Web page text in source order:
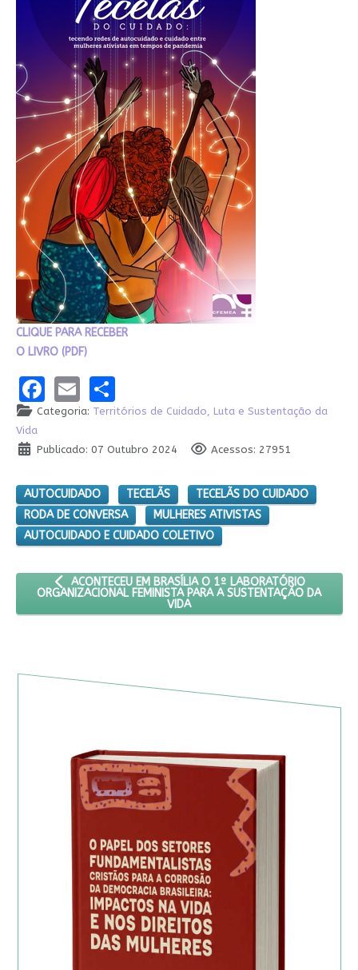
CLIQUE PARA RECEBER
O LIVRO (PDF)
Facebook
EmailShare
Categoria: Territórios de Cuidado, Luta e Sustentação da
Vida
Publicado: 07 Outubro 2024
Acessos: 27951
AUTOCUIDADO TECELÃS
TECELÃS DO CUIDADO
RODA DE CONVERSA
MULHERES ATIVISTAS
AUTOCUIDADO E CUIDADO COLETIVO
ARTIGO ANTERIOR: ACONTECEU EM BRASÍLIA O 1º
ACONTECEU EM BRASÍLIA O 1º LABORATÓRIO
ORGANIZACIONAL FEMINISTA PARA A SUSTENTAÇÃO DA
VIDA